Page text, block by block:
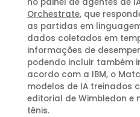
Orchestrate, que
as partidas em
dados coletados em
informações de
podendo incluir também
acordo com a IBM, o
modelos de IA treinados
editorial de Wimbledon e
tênis.